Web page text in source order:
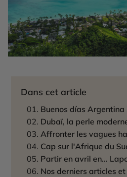
Dans cet article
Buenos días Argentina
Dubaï, la perle
Affronter les vagues
Cap sur l'Afrique du
Partir en avril en...
Nos derniers articles et